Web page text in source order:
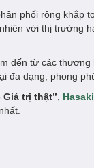
phối rộng khắp
với thị trường
đến từ các
đa dạng, phong
trị thật”